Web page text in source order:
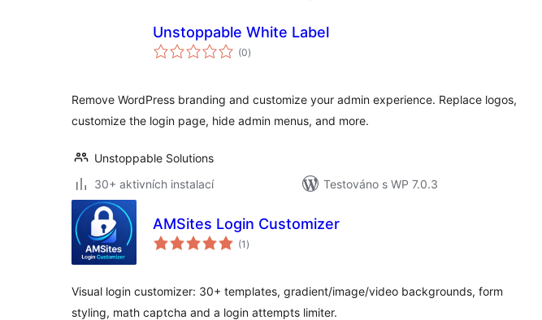
Unstoppable White Label
(0celkové
hodnocení
)
Remove WordPress branding and customize your admin experience. Replace logos,
customize the login page, hide admin menus, and more.
Unstoppable Solutions
30+ aktivních instalací
Testováno s WP 7.0.3
AMSites Login Customizer
(1 celkové
hodnocení
)
Visual login customizer: 30+ templates, gradient/image/video backgrounds, form
styling, math captcha and a login attempts limiter.